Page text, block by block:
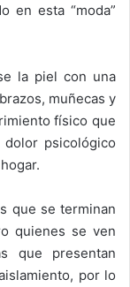
en esta “moda”
la piel con una
muñecas y
físico que
psicológico
que se terminan
quienes se ven
que presentan
por lo